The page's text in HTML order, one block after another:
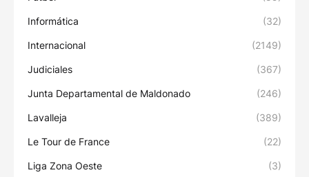
Informática (32)
Internacional (2149)
Judiciales (367)
Junta Departamental de Maldonado (246)
Lavalleja (389)
Le Tour de France (22)
Liga Zona Oeste (3)